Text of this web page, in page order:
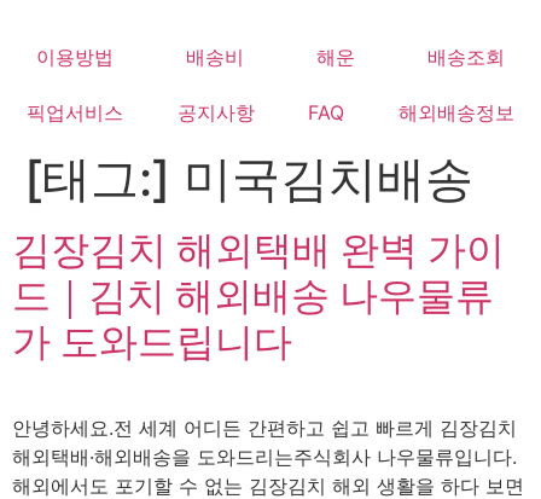
content
이용방법 배송비 해운 배송조회
픽업서비스 공지사항 FAQ 해외배송정보
[태그:] 미국김치배송
김장김치 해외택배 완벽 가이
드｜김치 해외배송 나우물류
가 도와드립니다
안녕하세요.전 세계 어디든 간편하고 쉽고 빠르게 김장김치
해외택배·해외배송을 도와드리는주식회사 나우물류입니다.
해외에서도 포기할 수 없는 김장김치 해외 생활을 하다 보면